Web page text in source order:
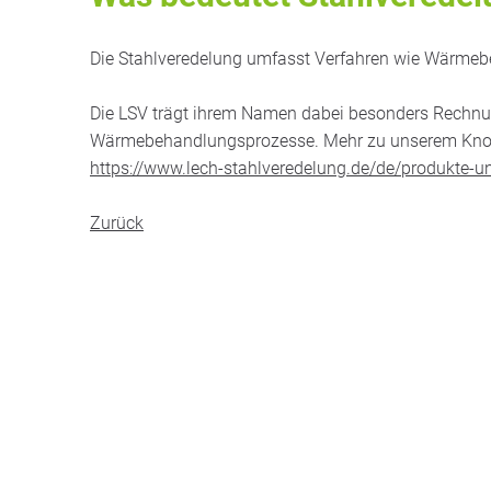
Die Stahlveredelung umfasst Verfahren wie
Die LSV trägt ihrem Namen dabei besonders
Wärmebehandlungsprozesse. Mehr zu unserem
https://www.lech-stahlveredelung.de/de/produkte-
Zurück